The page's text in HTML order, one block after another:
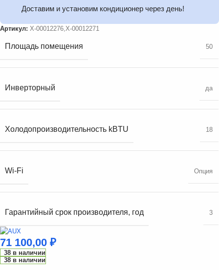
Доставим и установим кондиционер через день!
Артикул: X-00012276,X-00012271
Площадь помещения 50
Инверторный да
Холодопроизводительность kBTU 18
Wi-Fi Опция
Гарантийный срок производителя, год 3
71 100,00 ₽
38 в наличии
38 в наличии